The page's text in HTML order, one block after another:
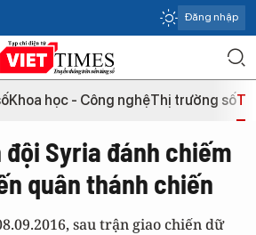
Đăng nhập
Khoa học - Công nghệThị trường số
đội Syria đánh chiếm
quân thánh chiến
sau trận giao chiến dữ